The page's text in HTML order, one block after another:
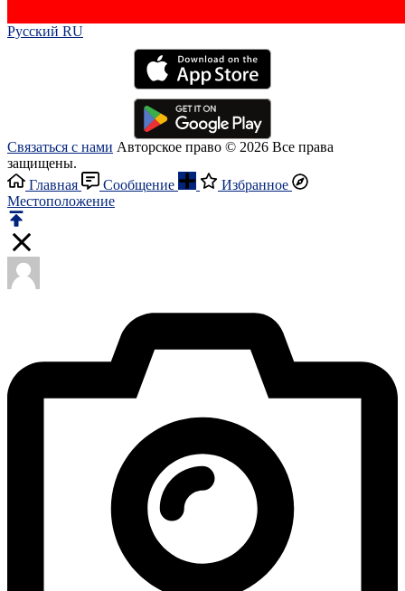
Русский RU‎
Связаться с нами Авторское право © 2026 Все права
защищены.
Главная
Сообщение
Избранное
Местоположение